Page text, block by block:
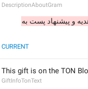
DescriptionAboutGram
CURRENT
This gift is on the TON
GiftInfoTonText